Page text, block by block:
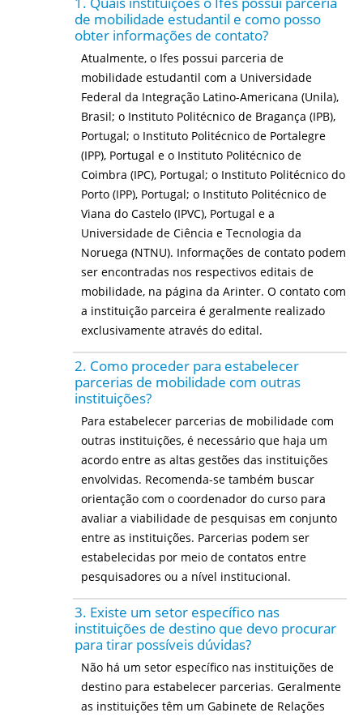
de mobilidade estudantil e como posso
obter informações de contato?
Atualmente, o Ifes possui parceria de
mobilidade estudantil com a Universidade
Federal da Integração Latino-Americana (Unila),
Brasil; o Instituto Politécnico de Bragança (IPB),
Portugal; o Instituto Politécnico de Portalegre
(IPP), Portugal e o Instituto Politécnico de
Coimbra (IPC), Portugal; o Instituto Politécnico do
Porto (IPP), Portugal; o Instituto Politécnico de
Viana do Castelo (IPVC), Portugal e a
Universidade de Ciência e Tecnologia da
Noruega (NTNU). Informações de contato podem
ser encontradas nos respectivos editais de
mobilidade, na página da Arinter. O contato com
a instituição parceira é geralmente realizado
exclusivamente através do edital.
2. Como proceder para estabelecer
parcerias de mobilidade com outras
instituições?
Para estabelecer parcerias de mobilidade com
outras instituições, é necessário que haja um
acordo entre as altas gestões das instituições
envolvidas. Recomenda-se também buscar
orientação com o coordenador do curso para
avaliar a viabilidade de pesquisas em conjunto
entre as instituições. Parcerias podem ser
estabelecidas por meio de contatos entre
pesquisadores ou a nível institucional.
3. Existe um setor específico nas
instituições de destino que devo procurar
para tirar possíveis dúvidas?
Não há um setor específico nas instituições de
destino para estabelecer parcerias. Geralmente
as instituições têm um Gabinete de Relações